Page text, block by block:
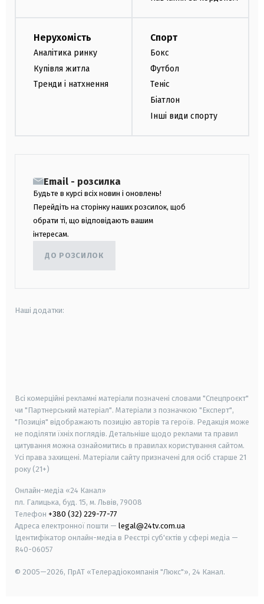
Нерухомість
Аналітика ринку
Купівля житла
Тренди і натхнення
Спорт
Бокс
Футбол
Теніс
Біатлон
Інші види спорту
Email - розсилка
Будьте в курсі всіх новин і оновлень!
Перейдіть на сторінку наших розсилок, щоб
обрати ті, що відповідають вашим
інтересам.
ДО РОЗСИЛОК
Наші додатки:
Всі комерційні рекламні матеріали позначені словами "Спецпроєкт"
чи "Партнерський матеріал". Матеріали з позначкою "Експерт",
"Позиція" відображають позицію авторів та героїв. Редакція може
не поділяти їхніх поглядів. Детальніше щодо реклами та правил
цитування можна ознайомитись в правилах користування сайтом.
Усі права захищені. Матеріали сайту призначені для осіб старше 21
року (21+)
Онлайн-медіа «24 Канал»
пл. Галицька, буд. 15, м. Львів, 79008
Телефон +380 (32) 229-77-77
Адреса електронної пошти — legal@24tv.com.ua
Ідентифікатор онлайн-медіа в Реєстрі суб'єктів у сфері медіа —
R40-06057
© 2005—2026, ПрАТ «Телерадіокомпанія "Люкс"», 24 Канал.